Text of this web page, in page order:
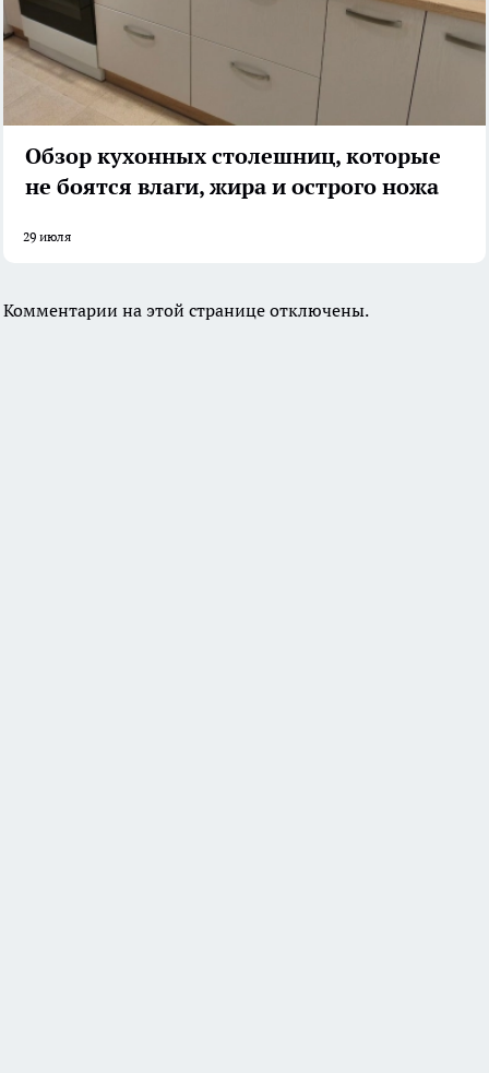
Обзор кухонных столешниц, которые
не боятся влаги, жира и острого ножа
29 июля
Комментарии на этой странице отключены.